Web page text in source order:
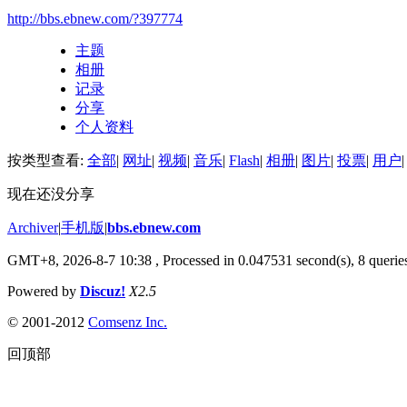
http://bbs.ebnew.com/?397774
主题
相册
记录
分享
个人资料
按类型查看: 全部| 网址| 视频| 音乐| Flash| 相册| 图片| 投票| 用户|
现在还没分享
Archiver|手机版|bbs.ebnew.com
GMT+8, 2026-8-7 10:38 , Processed in 0.047531 second(s), 8
Powered by Discuz! X2.5
© 2001-2012 Comsenz Inc.
回顶部